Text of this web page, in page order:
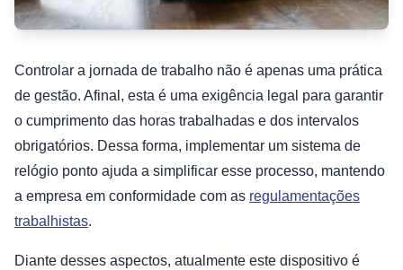
Controlar a jornada de trabalho não é apenas uma prática
de gestão. Afinal, esta é uma exigência legal para garantir
o cumprimento das horas trabalhadas e dos intervalos
obrigatórios. Dessa forma, implementar um sistema de
relógio ponto ajuda a simplificar esse processo, mantendo
a empresa em conformidade com as regulamentações
trabalhistas.
Diante desses aspectos, atualmente este dispositivo é